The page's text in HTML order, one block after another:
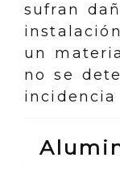
sufran
un
no se